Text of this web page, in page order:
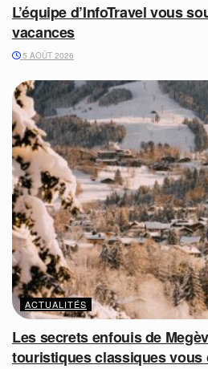
L’équipe d’InfoTravel vous
vacances
5 AOÛT 2026
ACTUALITÉS
Les secrets enfouis de
touristiques classiques vous